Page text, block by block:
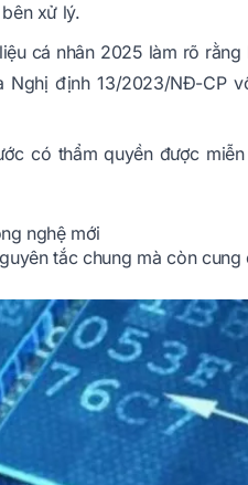
xử lý.
cá nhân 2025 làm rõ
định 13/2023/NĐ-CP
có thẩm quyền được
nghệ mới
tắc chung mà còn